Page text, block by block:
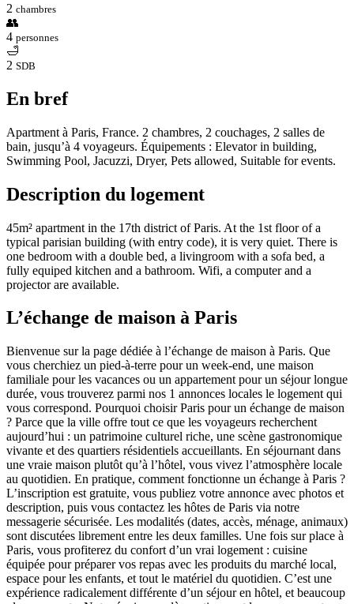
2 chambres
👥
4 personnes
🛁
2 SDB
En bref
Apartment à Paris, France. 2 chambres, 2 couchages, 2 salles de
bain, jusqu’à 4 voyageurs. Équipements : Elevator in building,
Swimming Pool, Jacuzzi, Dryer, Pets allowed, Suitable for events.
Description du logement
45m² apartment in the 17th district of Paris. At the 1st floor of a
typical parisian building (with entry code), it is very quiet. There is
one bedroom with a double bed, a livingroom with a sofa bed, a
fully equiped kitchen and a bathroom. Wifi, a computer and a
projector are available.
L’échange de maison à Paris
Bienvenue sur la page dédiée à l’échange de maison à Paris. Que
vous cherchiez un pied-à-terre pour un week-end, une maison
familiale pour les vacances ou un appartement pour un séjour longue
durée, vous trouverez parmi nos 1 annonces locales le logement qui
vous correspond. Pourquoi choisir Paris pour un échange de maison
? Parce que la ville offre tout ce que les voyageurs recherchent
aujourd’hui : un patrimoine culturel riche, une scène gastronomique
vivante et des quartiers résidentiels accueillants. En séjournant dans
une vraie maison plutôt qu’à l’hôtel, vous vivez l’atmosphère locale
au quotidien. En pratique, comment fonctionne un échange à Paris ?
L’inscription est gratuite, vous publiez votre annonce avec photos et
description, puis vous contactez les hôtes de Paris via notre
messagerie sécurisée. Les modalités (dates, accès, ménage, animaux)
sont discutées librement entre les deux familles. Une fois sur place à
Paris, vous profiterez du confort d’un vrai logement : cuisine
équipée pour préparer vos repas avec les produits du marché local,
espace pour les enfants, et tout le matériel du quotidien. C’est une
expérience radicalement différente d’un séjour en hôtel, et beaucoup